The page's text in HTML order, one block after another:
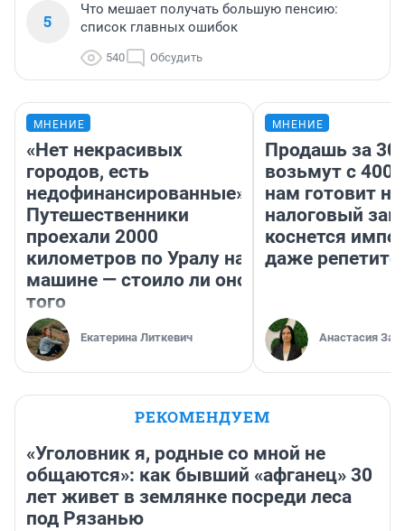
5
Что мешает получать большую пенсию:
список главных ошибок
540 Обсудить
МНЕНИЕ
«Нет некрасивых
городов, есть
недофинансированные».
Путешественники
проехали 2000
километров по Уралу на
машине — стоило ли оно
того
Екатерина Литкевич
МНЕНИЕ
Продашь за
возьмут с
нам готовит
налоговый
коснется
даже
Анастасия
РЕКОМЕНДУЕМ
«Уголовник я, родные со мной не
общаются»: как бывший «афганец» 30
лет живет в землянке посреди леса
под Рязанью